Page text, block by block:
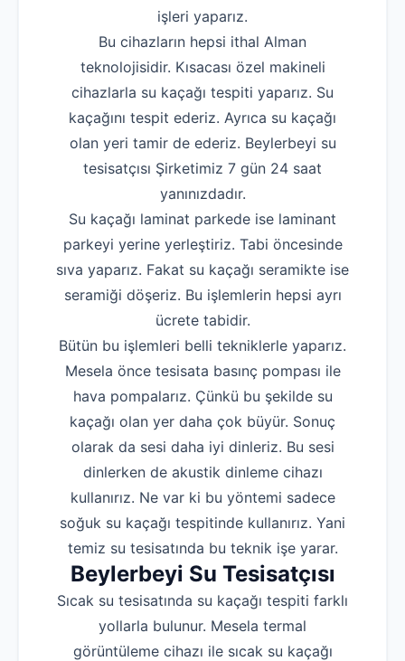
işleri yaparız.
Bu cihazların hepsi ithal Alman
teknolojisidir. Kısacası özel makineli
cihazlarla su kaçağı tespiti yaparız. Su
kaçağını tespit ederiz. Ayrıca su kaçağı
olan yeri tamir de ederiz. Beylerbeyi su
tesisatçısı Şirketimiz 7 gün 24 saat
yanınızdadır.
Su kaçağı laminat parkede ise laminant
parkeyi yerine yerleştiriz. Tabi öncesinde
sıva yaparız. Fakat su kaçağı seramikte ise
seramiği döşeriz. Bu işlemlerin hepsi ayrı
ücrete tabidir.
Bütün bu işlemleri belli tekniklerle yaparız.
Mesela önce tesisata basınç pompası ile
hava pompalarız. Çünkü bu şekilde su
kaçağı olan yer daha çok büyür. Sonuç
olarak da sesi daha iyi dinleriz. Bu sesi
dinlerken de akustik dinleme cihazı
kullanırız. Ne var ki bu yöntemi sadece
soğuk su kaçağı tespitinde kullanırız. Yani
temiz su tesisatında bu teknik işe yarar.
Beylerbeyi Su Tesisatçısı
Sıcak su tesisatında su kaçağı tespiti farklı
yollarla bulunur. Mesela termal
görüntüleme cihazı ile sıcak su kaçağı